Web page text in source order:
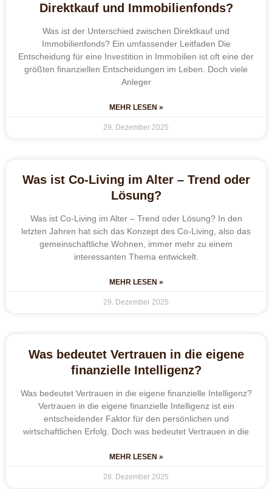
Direktkauf und Immobilienfonds?
Was ist der Unterschied zwischen Direktkauf und
Immobilienfonds? Ein umfassender Leitfaden Die
Entscheidung für eine Investition in Immobilien ist oft eine der
größten finanziellen Entscheidungen im Leben. Doch viele
Anleger
MEHR LESEN »
29. Dezember 2025
Was ist Co-Living im Alter – Trend oder
Lösung?
Was ist Co-Living im Alter – Trend oder Lösung? In den
letzten Jahren hat sich das Konzept des Co-Living, also das
gemeinschaftliche Wohnen, immer mehr zu einem
interessanten Thema entwickelt.
MEHR LESEN »
29. Dezember 2025
Was bedeutet Vertrauen in die eigene
finanzielle Intelligenz?
Was bedeutet Vertrauen in die eigene finanzielle Intelligenz?
Vertrauen in die eigene finanzielle Intelligenz ist ein
entscheidender Faktor für den persönlichen und
wirtschaftlichen Erfolg. Doch was bedeutet Vertrauen in die
MEHR LESEN »
28. Dezember 2025